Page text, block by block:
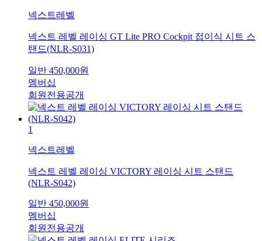
넥스트레벨
넥스트 레벨 레이싱 GT Lite PRO Cockpit 접이식 시트 스
탠드(NLR-S031)
일반 450,000원
멤버십
회원전용공개
1
넥스트레벨
넥스트 레벨 레이싱 VICTORY 레이싱 시트 스탠드
(NLR-S042)
일반 450,000원
멤버십
회원전용공개